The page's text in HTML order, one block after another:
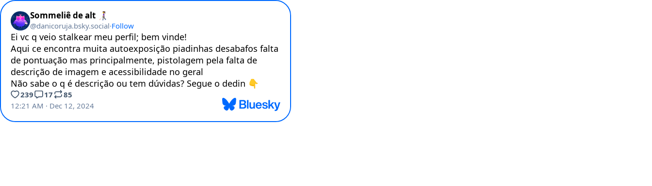
Sommeliê de alt 👩‍🦯
@danicoruja.bsky.social·Follow
Ei vc q veio stalkear meu perfil; bem vinde!
Aqui ce encontra muita autoexposição piadinhas desabafos falta
de pontuação mas principalmente, pistolagem pela falta de
descrição de imagem e acessibilidade no geral
Não sabe o q é descrição ou tem dúvidas? Segue o dedin 👇
239 17
85
12:21 AM · Dec 12, 2024